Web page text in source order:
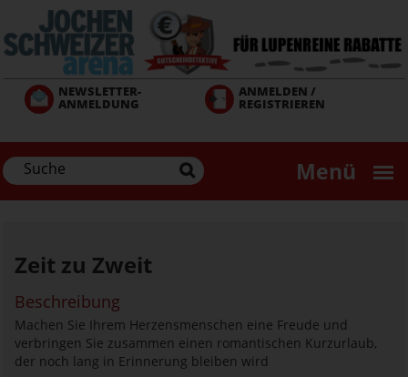
Inhalt
NEWSLETTER-
ANMELDUNG
ANMELDEN /
REGISTRIEREN
Menü
Zeit zu Zweit
Beschreibung
Machen Sie Ihrem Herzensmenschen eine Freude und
verbringen Sie zusammen einen romantischen Kurzurlaub,
der noch lang in Erinnerung bleiben wird